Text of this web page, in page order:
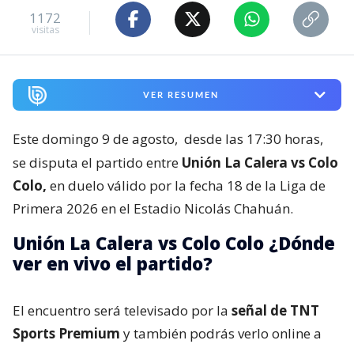
1172
visitas
VER RESUMEN
Este domingo 9 de agosto, desde las 17:30 horas,
se disputa el partido entre Unión La Calera vs Colo
Colo, en duelo válido por la fecha 18 de la Liga de
Primera 2026 en el Estadio Nicolás Chahuán.
Unión La Calera vs Colo Colo ¿Dónde
ver en vivo el partido?
El encuentro será televisado por la señal de TNT
Sports Premium y también podrás verlo online a